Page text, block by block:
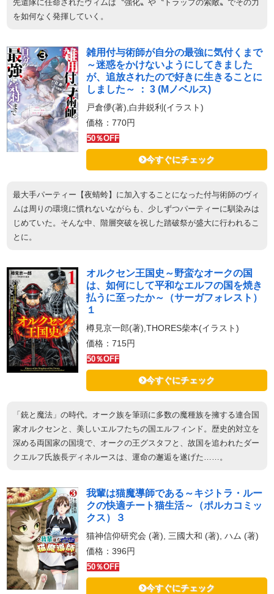
先遣隊に任命されたヴィムは〝強化〟や〝トラップの索敵〟でその力
を如何なく発揮していく。
雑用付与術師が自分の最強に気付くまで
～迷惑をかけないようにしてきました
が、追放されたので好きに生きることに
しました～ ： 3 (Mノベルス)
戸倉儚(著),白井鋭利(イラスト)
価格：770円
50％OFF
今すぐにチェック
最大手パーティー【夜蜻蛉】に加入することになった付与術師のヴィ
ムは周りの環境に慣れないながらも、少しずつパーティーに馴染みは
じめていた。そんな中、階層突破を祝した踏破祭が盛大に行われるこ
とに。
オルクセン王国史～野蛮なオークの国
は、如何にして平和なエルフの国を焼き
払うに至ったか～（サーガフォレスト）
１
樽見京一郎(著),THORES柴本(イラスト)
価格：715円
50％OFF
今すぐにチェック
「銃と魔法」の時代。オーク族を筆頭に多数の魔種族を擁する連合国
家オルクセンと、美しいエルフたちの国エルフィンド。歴史的対立を
深める両国家の国境で、オークの王グスタフと、故国を追われたダー
クエルフ氏族長ディネルースは、運命の邂逅を遂げた……。
我輩は猫魔導師である～キジトラ・ルー
クの快適チート猫生活～（ポルカコミッ
クス）３
猫神信仰研究会 (著), 三國大和 (著), ハム (著)
価格：396円
50％OFF
今すぐにチェック